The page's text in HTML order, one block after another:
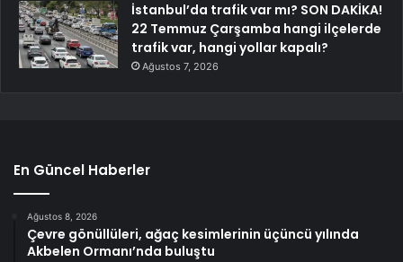
İstanbul’da trafik var mı? SON DAKİKA!
22 Temmuz Çarşamba hangi ilçelerde
trafik var, hangi yollar kapalı?
Ağustos 7, 2026
En Güncel Haberler
Ağustos 8, 2026
Çevre gönüllüleri, ağaç kesimlerinin üçüncü yılında
Akbelen Ormanı’nda buluştu